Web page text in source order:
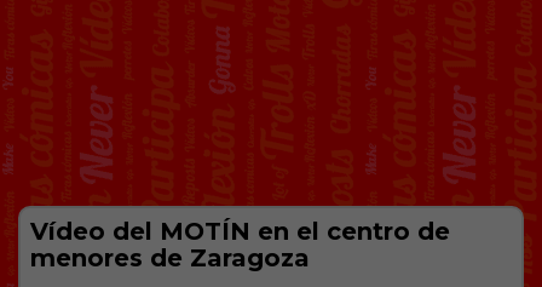
Vídeo del MOTÍN en el centro de
menores de Zaragoza